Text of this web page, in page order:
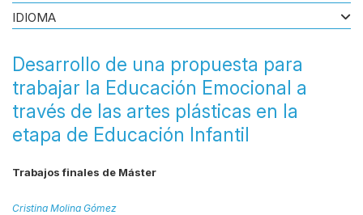
Desarrollo de una propuesta para
trabajar la Educación Emocional a
través de las artes plásticas en la
etapa de Educación Infantil
Trabajos finales de Máster
Cristina Molina Gómez
IDIOMA